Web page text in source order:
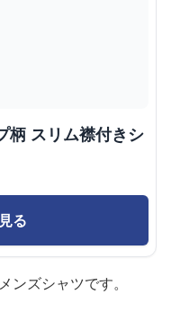
柄 スリム襟付きシ
る
ンズシャツです。